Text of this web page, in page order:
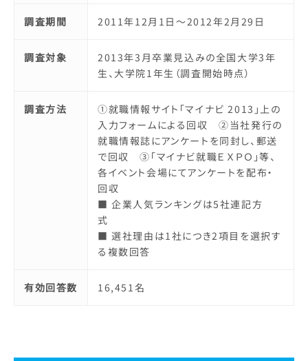
調査期間 2011年12月1日～2012年2月29日
調査対象
2013年3月卒業見込みの全国大学3年
生、大学院1年生（調査開始時点）
調査方法
①就職情報サイト「マイナビ 2013」上の
入力フォームによる回収 ②当社発行の
就職情報誌にアンケートを同封し、郵送
で回収 ③「マイナビ就職ＥＸＰＯ」等、
各イベント会場にてアンケートを配布・
回収
■ 企業人気ランキングは5社連記方
式
■ 選社理由は1社につき2項目を選択す
る複数回答
有効回答数 16,451名